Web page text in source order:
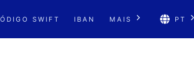
SWIFT IBAN MAIS PT